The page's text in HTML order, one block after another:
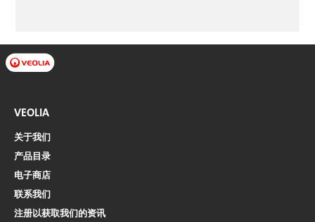
VEOLIA
关于我们
产品目录
电子商店​​​​​​​
联系我们
注册以获取我们的资讯